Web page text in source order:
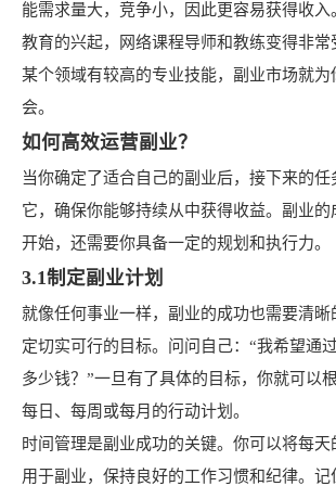
能需求量大，竞争小，因此更容易获得收入
教育的兴起，网络课程导师和教练变得非常
某个领域有较高的专业技能，副业市场就
会。
如何高效运营副业？
当你确定了适合自己的副业后，接下来的任
它，确保你能够持续从中获得收益。副业
开始，还需要你具备一定的规划和执行力。
3.1制定副业计划
就像任何事业一样，副业的成功也需要清
定切实可行的目标。问问自己：“我希望通
多少钱？”一旦有了具体的目标，你就可以
每日、每周或每月的行动计划。
时间管理是副业成功的关键。你可以将每天
用于副业，保持良好的工作习惯和纪律。